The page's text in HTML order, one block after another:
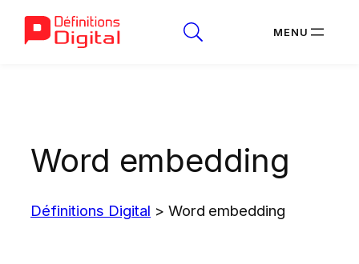
Word embedding
Définitions Digital > Word embedding